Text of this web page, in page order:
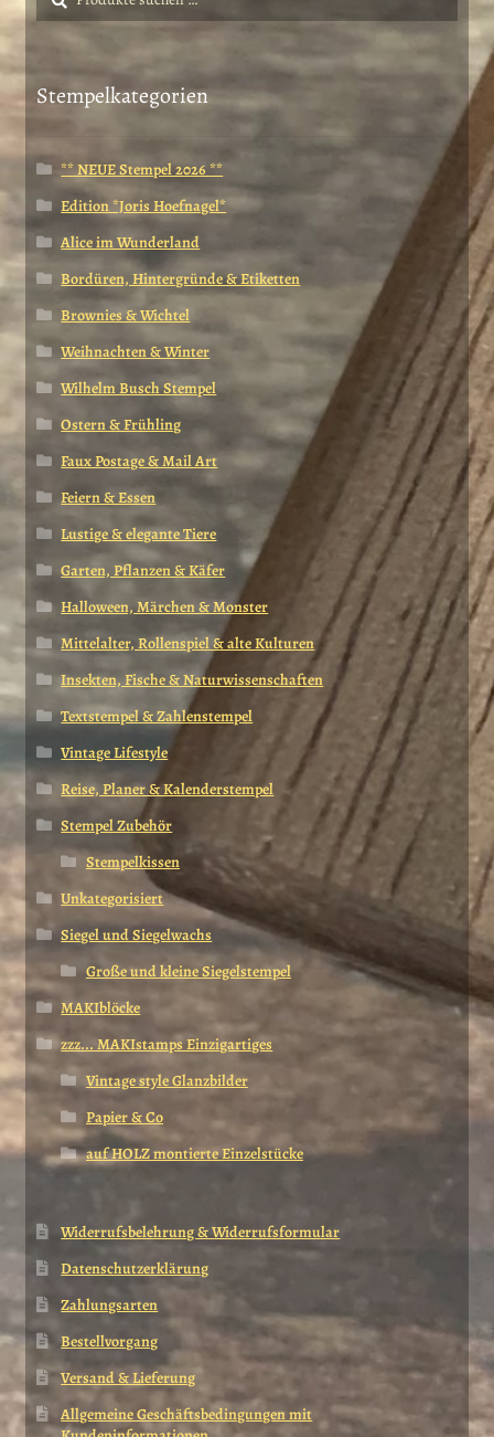
nach:
Stempelkategorien
** NEUE Stempel 2026 **
Edition *Joris Hoefnagel*
Alice im Wunderland
Bordüren, Hintergründe & Etiketten
Brownies & Wichtel
Weihnachten & Winter
Wilhelm Busch Stempel
Ostern & Frühling
Faux Postage & Mail Art
Feiern & Essen
Lustige & elegante Tiere
Garten, Pflanzen & Käfer
Halloween, Märchen & Monster
Mittelalter, Rollenspiel & alte Kulturen
Insekten, Fische & Naturwissenschaften
Textstempel & Zahlenstempel
Vintage Lifestyle
Reise, Planer & Kalenderstempel
Stempel Zubehör
Stempelkissen
Unkategorisiert
Siegel und Siegelwachs
Große und kleine Siegelstempel
MAKIblöcke
zzz... MAKIstamps Einzigartiges
Vintage style Glanzbilder
Papier & Co
auf HOLZ montierte Einzelstücke
Widerrufsbelehrung & Widerrufsformular
Datenschutzerklärung
Zahlungsarten
Bestellvorgang
Versand & Lieferung
Allgemeine Geschäftsbedingungen mit